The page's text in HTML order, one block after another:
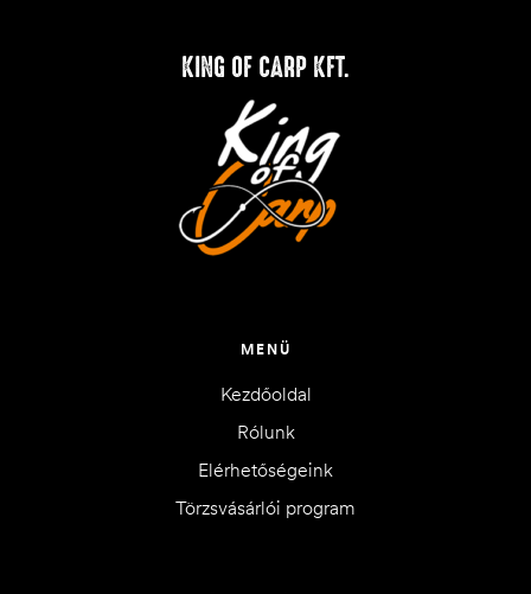
KING OF CARP KFT.
MENÜ
Kezdőoldal
Rólunk
Elérhetőségeink
Törzsvásárlói program